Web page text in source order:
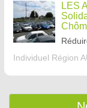
LES
Individuel Région